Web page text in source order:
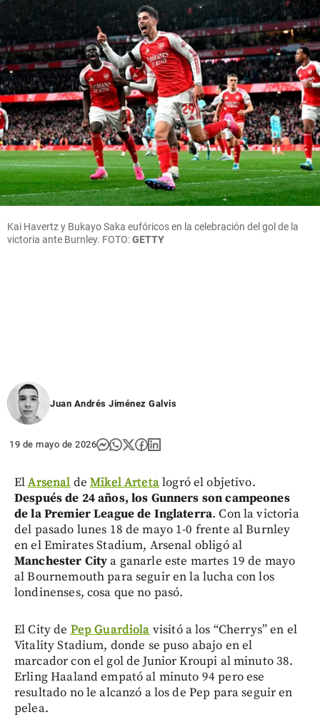
Kai Havertz y Bukayo Saka eufóricos en la celebración del gol de la
victoria ante Burnley. FOTO:GETTY
Juan Andrés Jiménez Galvis
19 de mayo de 2026
ElArsenal deMikel Artetalogró el objetivo.
Después de 24 años, los Gunners son campeones
de la Premier League de Inglaterra. Con la victoria
del pasado lunes 18 de mayo 1-0 frente al Burnley
en el Emirates Stadium, Arsenal obligó al
Manchester Citya ganarle este martes 19 de mayo
al Bournemouth para seguir en la lucha con los
londinenses, cosa que no pasó.
El City de Pep Guardiola visitó a los “Cherrys” en el
Vitality Stadium, donde se puso abajo en el
marcador con el gol de Junior Kroupi al minuto 38.
Erling Haaland empató al minuto 94 pero ese
resultado no le alcanzó a los de Pep para seguir en
pelea.